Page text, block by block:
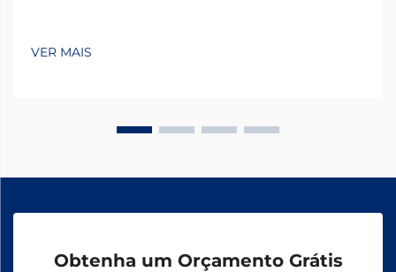
VER MAIS
Obtenha um Orçamento Grátis